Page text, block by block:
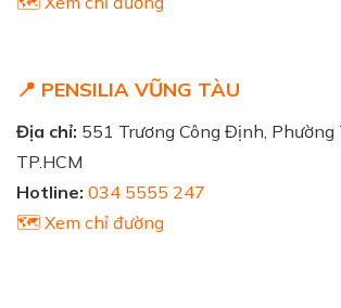
📍 PENSILIA VŨNG TÀU
Địa chỉ: 551 Trương Công Định, Phường
TP.HCM
Hotline: 034 5555 247
🗺️ Xem chỉ đường